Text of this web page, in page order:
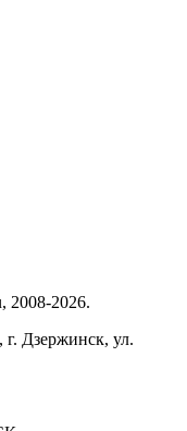
2008-2026.
г. Дзержинск, ул.